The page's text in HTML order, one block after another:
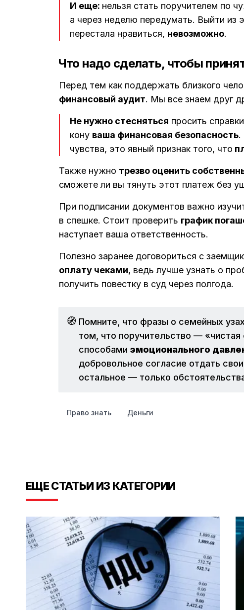
И еще: нельзя стать поручителем по
а через неделю передумать. Выйти из
перестала нравиться, невозможно.
Что надо сделать, чтобы
Перед тем как поддержать близкого
финансовый аудит. Мы все знаем друг
Не нужно стесняться просить
кону ваша финансовая безопасность.
чувства, это явный признак того, что
Также нужно трезво оценить
сможете ли вы тянуть этот платеж без
При подписании документов важно
в спешке. Стоит проверить график
наступает ваша ответственность.
Полезно заранее договориться с
оплату чеками, ведь лучше узнать о
получить повестку в суд через полгода.
🧭 Помните, что фразы о семейных
том, что поручительство —
способами эмоционального
добровольное согласие отдать
остальное — только
Право знать Деньги
ЕЩЕ СТАТЬИ ИЗ КАТЕГОРИИ